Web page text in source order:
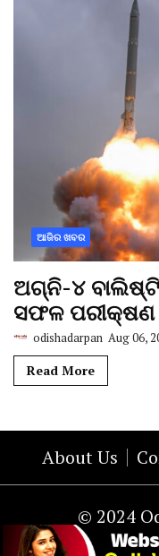
ଆଜିର ଖବର
ଅଗ୍ନି-୪
ସଫଳ ପରୀକ୍ଷଣ
odishadarpan Aug 06,
Read More
About Us
© 2024